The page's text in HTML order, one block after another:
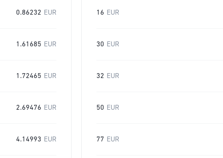
0.86232 EUR
1.61685 EUR
1.72465 EUR
2.69476 EUR
4.14993 EUR
16 EUR
30 EUR
32 EUR
50 EUR
77 EUR